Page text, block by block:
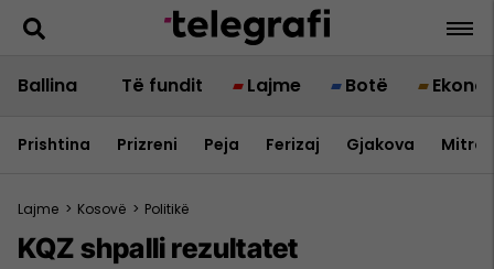
Ballina Të fundit Lajme Botë
Prishtina Prizreni Peja Ferizaj Gjakova
Lajme > Kosovë > Politikë
KQZ shpalli rezultatet